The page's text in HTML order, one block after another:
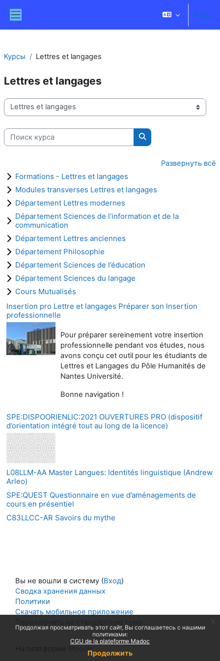
Продолжая просматривать этот сайт, Вы соглашаетесь с нашими
политиками:
CGU de la plateforme Madoc
Продолжить
Вход
Курсы Lettres et langages
Lettres et langages
Категории курсов
Поиск курса
Поиск курса
Развернуть всё
Formations - Lettres et langages
Modules transverses Lettres et langages
Département Lettres modernes
Département Sciences de l’information et de la
communication
Département Lettres anciennes
Département Philosophie
Département Sciences de l’éducation
Département Sciences du langage
Cours Mutualisés
Insertion pro Lettre et langages Préparer son Insertion
professionnelle
Pour préparer sereinement votre insertion
professionnelle pendant vos études, nous
avons conçu cet outil pour les étudiants de
Lettres et Langages du Pôle Humanités de
Nantes Université.
Bonne navigation !
SPE:DISPOORIENLIC:2021 OUVERTURES PRO (dispositif
d’orientation intégré tout au long de la licence)
L08LLM-AA Master Langues: Identités linguistique (Andrew
Arleo)
SPE:QUEST Questionnaire en vue d’aménagements de
cours en présentiel
C83LLCC-AR Savoirs du mythe
Вы не вошли в систему (Вход)
Сводка хранения данных
Политики
Скачать мобильное приложение
Переключить на стандартную тему
Moodle